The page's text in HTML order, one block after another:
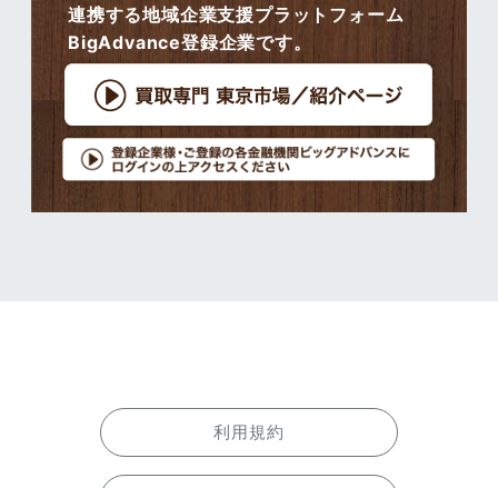
連携する地域企業支援プラットフォーム
BigAdvance登録企業です。
利用規約